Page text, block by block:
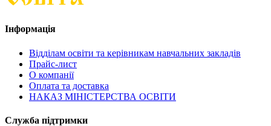
Інформація
Відділам освіти та керівникам навчальних закладів
Прайс-лист
О компанії
Оплата та доставка
НАКАЗ МІНІСТЕРСТВА ОСВІТИ
Служба підтримки